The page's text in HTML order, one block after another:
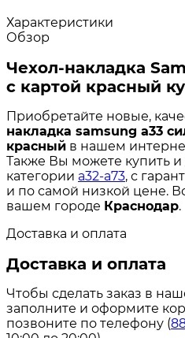
Характеристики
Обзор
Чехол-накладка
с картой красный
Приобретайте новые,
накладка samsung a33
красный в нашем
Также Вы можете купить и
категории a32-a73, с
и по самой низкой цене.
вашем городе Краснодар.
Доставка и оплата
Доставка и оплата
Чтобы сделать заказ в
заполните и оформите
позвоните по телефону (